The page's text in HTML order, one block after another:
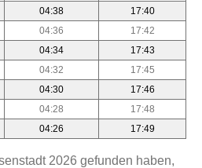
04:38
17:40
04:36
17:42
04:34
17:43
04:32
17:45
04:30
17:46
04:28
17:48
04:26 17:49
2026 gefunden haben,